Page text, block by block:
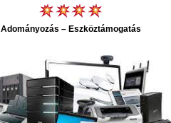
Adományozás – Eszköztámogatás